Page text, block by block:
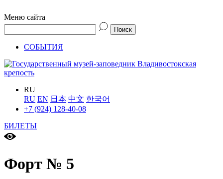
Меню сайта
СОБЫТИЯ
RU
RU EN 日本 中文 한국어
+7 (924) 128-40-08
БИЛЕТЫ
Форт № 5